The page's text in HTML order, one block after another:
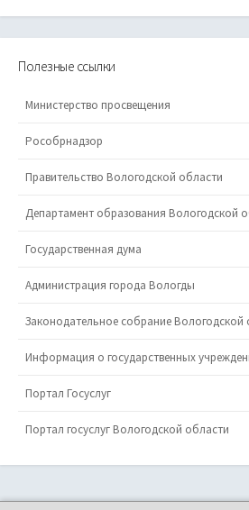
Полезные ссылки
Министерство просвещения
Рособрнадзор
Правительство Вологодской области
Департамент образования Вологодской
Государственная дума
Администрация города Вологды
Законодательное собрание Вологодской
Информация о государственных
Портал Госуслуг
Портал госуслуг Вологодской области